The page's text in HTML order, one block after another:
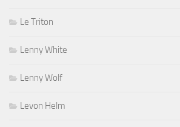
Le Triton
Lenny White
Lenny Wolf
Levon Helm